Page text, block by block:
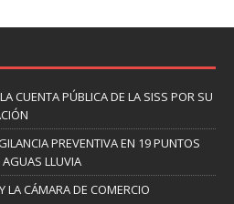
CUENTA PÚBLICA DE LA SISS POR SU
PREVENTIVA EN 19 PUNTOS
LLUVIA
LA CÁMARA DE COMERCIO